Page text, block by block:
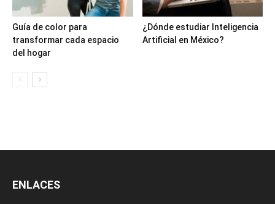
Guía de color para
transformar cada espacio
del hogar
¿Dónde estudiar Inteligencia
Artificial en México?
ENLACES